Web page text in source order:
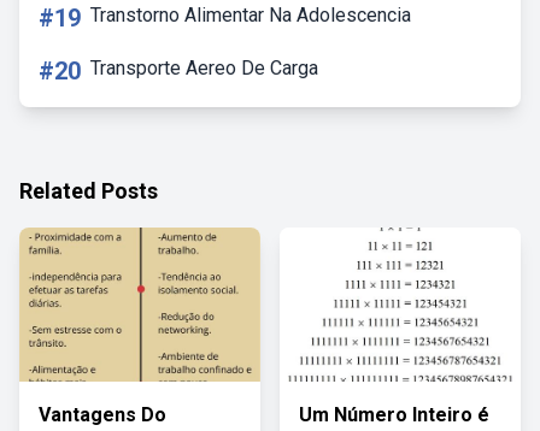
#19 Transtorno Alimentar Na Adolescencia
#20 Transporte Aereo De Carga
Related Posts
Vantagens Do
Um Número Inteiro é